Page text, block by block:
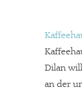
Dilan
an der